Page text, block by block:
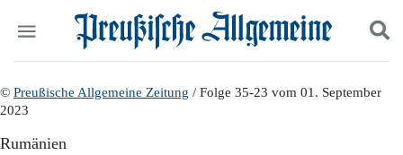
Politik
Suchen und finden
© Preußische Allgemeine Zeitung / Folge 35-23 vom 01. September
2023
Rumänien